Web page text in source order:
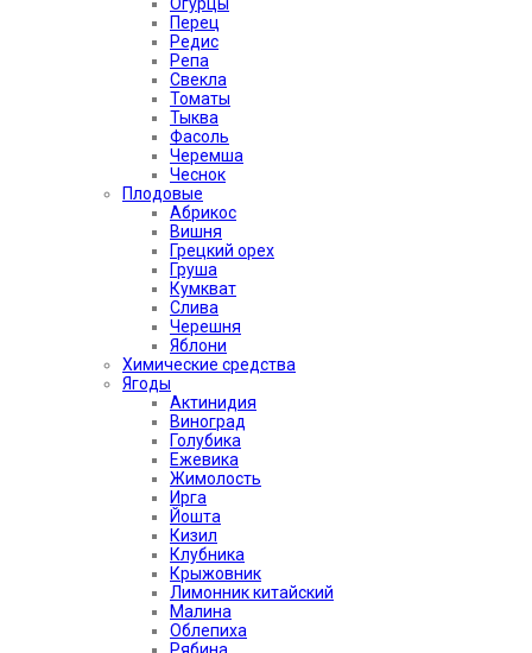
Перец
Редис
Репа
Свекла
Томаты
Тыква
Фасоль
Черемша
Чеснок
Плодовые
Абрикос
Вишня
Грецкий орех
Груша
Кумкват
Слива
Черешня
Яблони
Химические средства
Ягоды
Актинидия
Виноград
Голубика
Ежевика
Жимолость
Ирга
Йошта
Кизил
Клубника
Крыжовник
Лимонник китайский
Малина
Облепиха